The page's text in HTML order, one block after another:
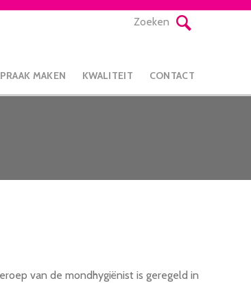
Zoeken
MAKEN KWALITEIT CONTACT
van de mondhygiënist is geregeld in